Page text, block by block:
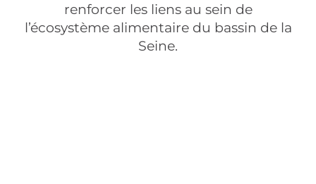
renforcer les liens au sein de
l’écosystème alimentaire du bassin de la
Seine.